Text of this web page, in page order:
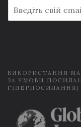
m
a
ВИКОРИСТАННЯ
ЗА УМОВИ
ГІПЕРПОСИЛАННЯ)